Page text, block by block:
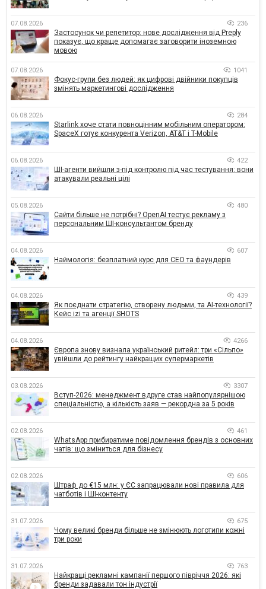
07.08.2026 236
Застосунок чи репетитор: нове дослідження від Preply
показує, що краще допомагає заговорити іноземною
мовою
07.08.2026 1041
Фокус-групи без людей: як цифрові двійники покупців
змінять маркетингові дослідження
06.08.2026 284
Starlink хоче стати повноцінним мобільним оператором:
SpaceX готує конкурента Verizon, AT&T і T-Mobile
06.08.2026 422
ШІ-агенти вийшли з-під контролю під час тестування: вони
атакували реальні цілі
05.08.2026 480
Сайти більше не потрібні? OpenAI тестує рекламу з
персональним ШІ-консультантом бренду
04.08.2026 607
Наймологія: безплатний курс для CEO та фаундерів
04.08.2026 439
Як поєднати стратегію, створену людьми, та AI-технології?
Кейс izi та агенції SHOTS
04.08.2026 4266
Європа знову визнала український ритейл: три «Сільпо»
увійшли до рейтингу найкращих супермаркетів
03.08.2026 3307
Вступ-2026: менеджмент вдруге став найпопулярнішою
спеціальністю, а кількість заяв — рекордна за 5 років
02.08.2026 461
WhatsApp прибиратиме повідомлення брендів з основних
чатів: що зміниться для бізнесу
02.08.2026 606
Штраф до €15 млн: у ЄС запрацювали нові правила для
чатботів і ШІ-контенту
31.07.2026 675
Чому великі бренди більше не змінюють логотипи кожні
три роки
31.07.2026 763
Найкращі рекламні кампанії першого півріччя 2026: які
бренди задавали тон індустрії